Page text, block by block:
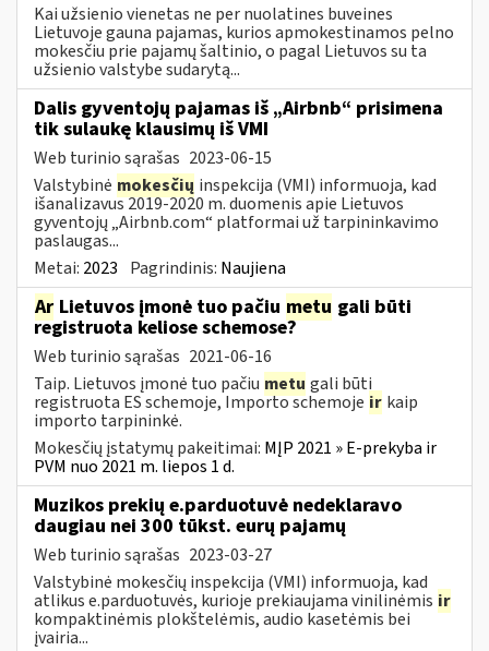
Kai užsienio vienetas ne per nuolatines buveines
Lietuvoje gauna pajamas, kurios apmokestinamos pelno
mokesčiu prie pajamų šaltinio, o pagal Lietuvos su ta
užsienio valstybe sudarytą...
Dalis gyventojų pajamas iš „Airbnb“ prisimena
tik sulaukę klausimų iš VMI
Web turinio sąrašas 2023-06-15
Valstybinė mokesčių inspekcija (VMI) informuoja, kad
išanalizavus 2019-2020 m. duomenis apie Lietuvos
gyventojų „Airbnb.com“ platformai už tarpininkavimo
paslaugas...
Metai: 2023 Pagrindinis: Naujiena
Ar Lietuvos įmonė tuo pačiu metu gali būti
registruota keliose schemose?
Web turinio sąrašas 2021-06-16
Taip. Lietuvos įmonė tuo pačiu metu gali būti
registruota ES schemoje, Importo schemoje ir kaip
importo tarpininkė.
Mokesčių įstatymų pakeitimai: MĮP 2021 » E-prekyba ir
PVM nuo 2021 m. liepos 1 d.
Muzikos prekių e.parduotuvė nedeklaravo
daugiau nei 300 tūkst. eurų pajamų
Web turinio sąrašas 2023-03-27
Valstybinė mokesčių inspekcija (VMI) informuoja, kad
atlikus e.parduotuvės, kurioje prekiaujama vinilinėmis ir
kompaktinėmis plokštelėmis, audio kasetėmis bei
įvairia...